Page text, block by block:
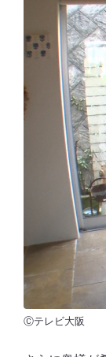
Ⓒテレビ大阪